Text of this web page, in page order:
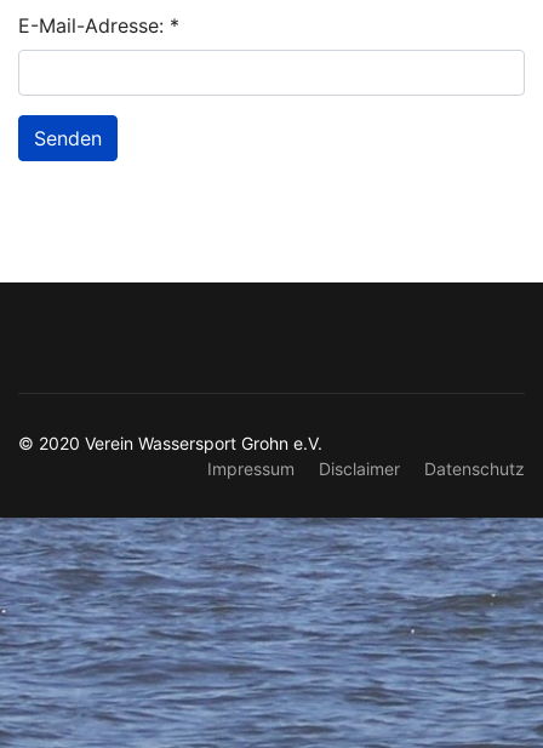
E-Mail-Adresse: *
Senden
© 2020 Verein Wassersport Grohn e.V.
Impressum
Disclaimer Datenschutz